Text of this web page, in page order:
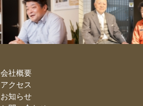
会社概要
アクセス
お知らせ